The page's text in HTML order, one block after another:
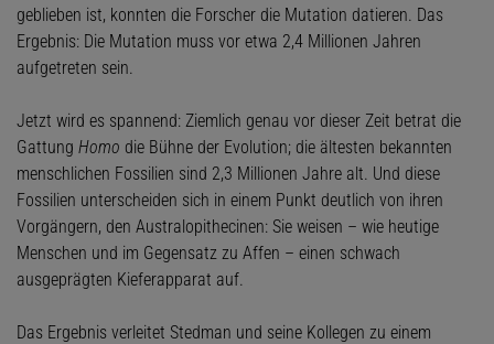
geblieben ist, konnten die Forscher die Mutation datieren. Das
Ergebnis: Die Mutation muss vor etwa 2,4 Millionen Jahren
aufgetreten sein.
Jetzt wird es spannend: Ziemlich genau vor dieser Zeit betrat die
Gattung Homo die Bühne der Evolution; die ältesten bekannten
menschlichen Fossilien sind 2,3 Millionen Jahre alt. Und diese
Fossilien unterscheiden sich in einem Punkt deutlich von ihren
Vorgängern, den Australopithecinen: Sie weisen – wie heutige
Menschen und im Gegensatz zu Affen – einen schwach
ausgeprägten Kieferapparat auf.
Das Ergebnis verleitet Stedman und seine Kollegen zu einem